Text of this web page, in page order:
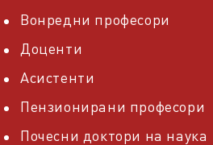
Вонредни професори
Доценти
Асистенти
Пензионирани професори
Почесни доктори на наука